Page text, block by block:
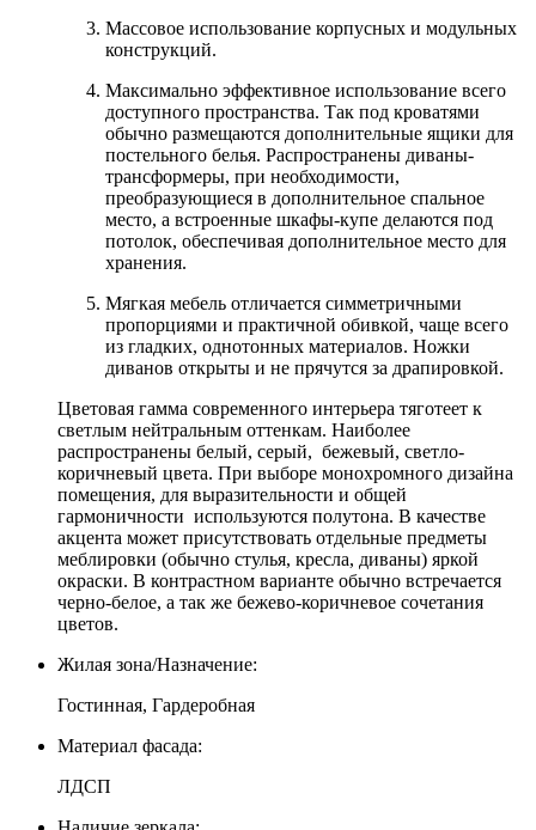
Массовое использование корпусных и модульных
конструкций.
Максимально эффективное использование всего
доступного пространства. Так под кроватями
обычно размещаются дополнительные ящики для
постельного белья. Распространены диваны-
трансформеры, при необходимости,
преобразующиеся в дополнительное спальное
место, а встроенные шкафы-купе делаются под
потолок, обеспечивая дополнительное место для
хранения.
Мягкая мебель отличается симметричными
пропорциями и практичной обивкой, чаще всего
из гладких, однотонных материалов. Ножки
диванов открыты и не прячутся за драпировкой.
Цветовая гамма современного интерьера тяготеет к
светлым нейтральным оттенкам. Наиболее
распространены белый, серый, бежевый, светло-
коричневый цвета. При выборе монохромного дизайна
помещения, для выразительности и общей
гармоничности используются полутона. В качестве
акцента может присутствовать отдельные предметы
меблировки (обычно стулья, кресла, диваны) яркой
окраски. В контрастном варианте обычно встречается
черно-белое, а так же бежево-коричневое сочетания
цветов.
Жилая зона/Назначение:
Гостинная, Гардеробная
Материал фасада:
ЛДСП